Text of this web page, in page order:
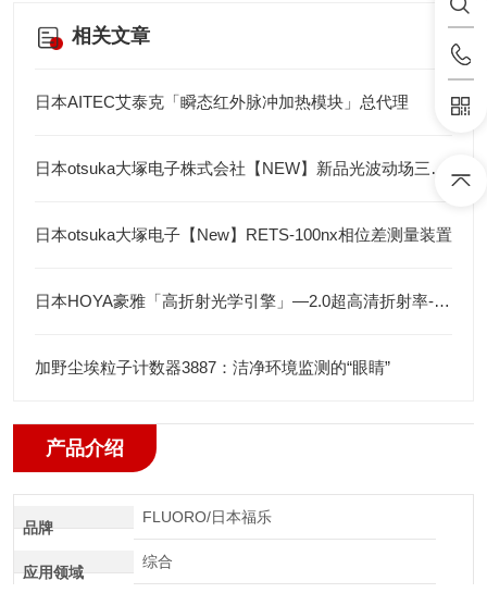
相关文章
日本AITEC艾泰克「瞬态红外脉冲加热模块」总代理
日本otsuka大塚电子株式会社【NEW】新品光波动场三次元显微镜MINUK
日本otsuka大塚电子【New】RETS-100nx相位差测量装置
日本HOYA豪雅「高折射光学引擎」—2.0超高清折射率-总代理藤田光学
加野尘埃粒子计数器3887：洁净环境监测的“眼睛”
产品介绍
品牌
FLUORO/日本福乐
应用领域
综合